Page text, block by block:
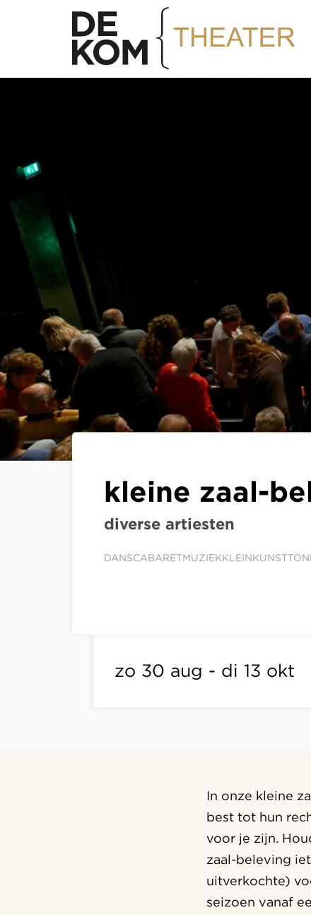
kleine zaal-
diverse artiesten
DANSCABARETMUZIEKKLEINKUNST
zo 30 aug - di 13 okt
In onze kleine
best tot hun
voor je zijn.
zaal-beleving
uitverkochte)
seizoen vanaf